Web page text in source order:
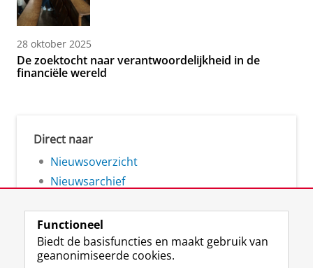
28 oktober 2025
De zoektocht naar verantwoordelijkheid in de
financiële wereld
Direct naar
Nieuwsoverzicht
Nieuwsarchief
Functioneel
Biedt de basisfuncties en maakt gebruik van
geanonimiseerde cookies.